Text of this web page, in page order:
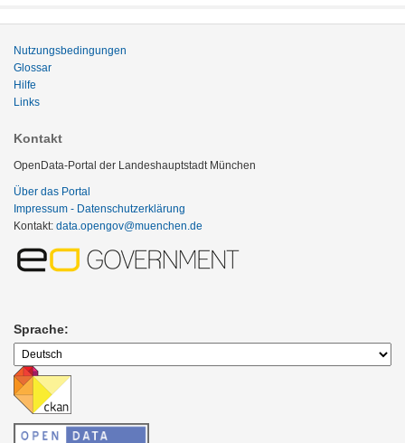
Nutzungsbedingungen
Glossar
Hilfe
Links
Kontakt
OpenData-Portal der Landeshauptstadt München
Über das Portal
Impressum - Datenschutzerklärung
Kontakt: data.opengov@muenchen.de
Sprache